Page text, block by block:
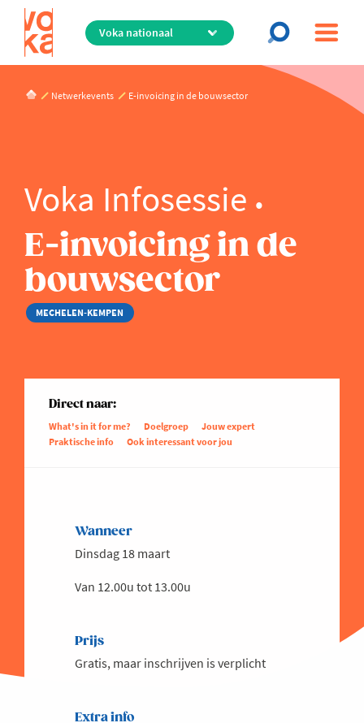
Overslaan
de
inhoud
Netwerkevents E-invoicing in de bouwsector
Voka Infosessie
E-invoicing in de
bouwsector
MECHELEN-KEMPEN
Direct naar:
What's in it for me? Doelgroep
Jouw expert
Praktische info
Ook interessant voor jou
Wanneer
Dinsdag 18 maart
Van 12.00u tot 13.00u
Prijs
Gratis, maar inschrijven is verplicht
Extra info